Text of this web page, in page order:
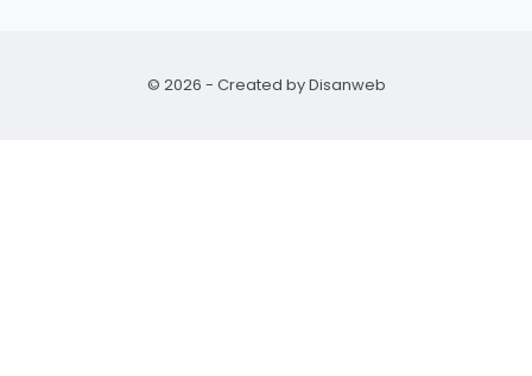
© 2026 - Created byDisanweb